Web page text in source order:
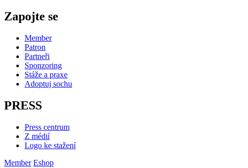
Zapojte se
Member
Patron
Partneři
Sponzoring
Stáže a praxe
Adoptuj sochu
PRESS
Press centrum
Z médií
Logo ke stažení
Member Eshop